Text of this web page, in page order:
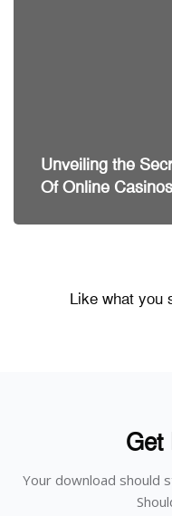
Unveiling the
Of Online
Like what you
Your download should